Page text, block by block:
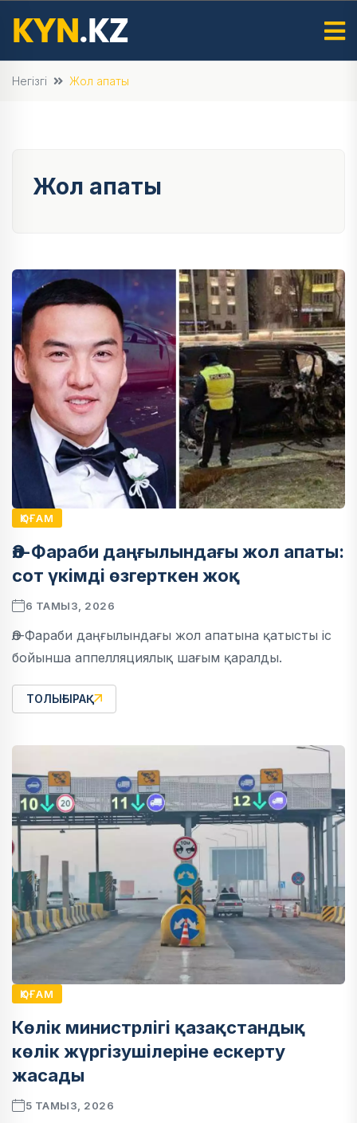
Негізгі Жол апаты
Жол апаты
ҚОҒАМ
Әл-Фараби даңғылындағы жол апаты:
сот үкімді өзгерткен жоқ
6 ТАМЫЗ, 2026
Әл-Фараби даңғылындағы жол апатына қатысты іс
бойынша аппелляциялық шағым қаралды.
ТОЛЫҒЫРАҚ
ҚОҒАМ
Көлік министрлігі қазақстандық
көлік жүргізушілеріне ескерту
жасады
5 ТАМЫЗ, 2026